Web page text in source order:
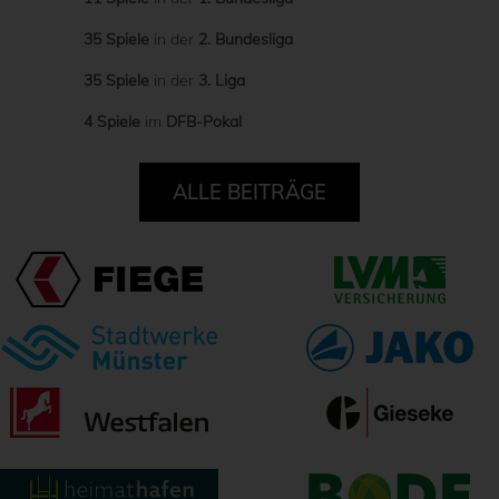
35 Spiele in der 2. Bundesliga
35 Spiele in der 3. Liga
4 Spiele im DFB-Pokal
ALLE BEITRÄGE